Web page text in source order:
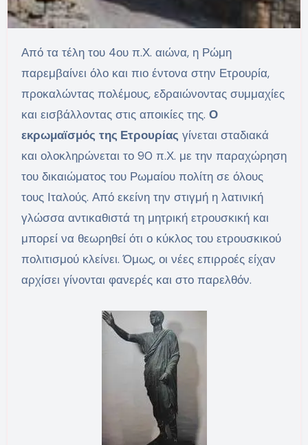
Από τα τέλη του 4ου π.Χ. αιώνα, η Ρώμη
παρεμβαίνει όλο και πιο έντονα στην Ετρουρία,
προκαλώντας πολέμους, εδραιώνοντας συμμαχίες
και εισβάλλοντας στις αποικίες της. Ο
εκρωμαϊσμός της Ετρουρίας γίνεται σταδιακά
και ολοκληρώνεται το 90 π.Χ. με την παραχώρηση
του δικαιώματος του Ρωμαίου πολίτη σε όλους
τους Ιταλούς. Από εκείνη την στιγμή η λατινική
γλώσσα αντικαθιστά τη μητρική ετρουσκική και
μπορεί να θεωρηθεί ότι ο κύκλος του ετρουσκικού
πολιτισμού κλείνει. Όμως, οι νέες επιρροές είχαν
αρχίσει γίνονται φανερές και στο παρελθόν.